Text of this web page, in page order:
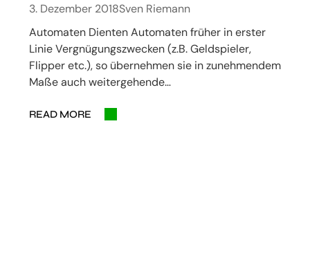
3. Dezember 2018Sven Riemann
Automaten Dienten Automaten früher in erster
Linie Vergnügungszwecken (z.B. Geldspieler,
Flipper etc.), so übernehmen sie in zunehmendem
Maße auch weitergehende…
READ MORE